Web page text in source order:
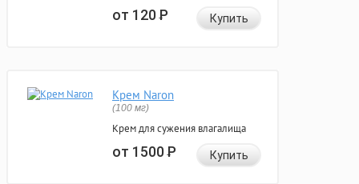
от 120Р Купить
Крем Naron
(100 мг)
Крем для сужения влагалища
от 1500Р Купить